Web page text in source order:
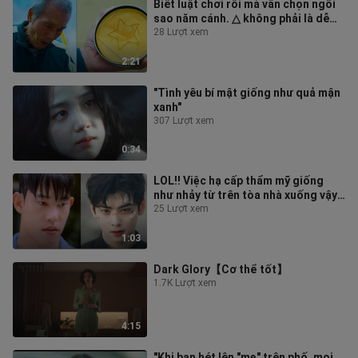
2:21
Biết luật chơi rồi mà vẫn chọn ngôi
sao năm cánh. △ không phải là dễ
nhất sao?
28 Lượt xem
0:34
"Tình yêu bí mật giống như quả mận
xanh"
307 Lượt xem
1:03
LOL!! Việc hạ cấp thẩm mỹ giống
như nhảy từ trên tòa nhà xuống vậy!
Tôi thực sự lo lắng về trạng thá
25 Lượt xem
4:15
Dark Glory【Cơ thể tốt】
1.7K Lượt xem